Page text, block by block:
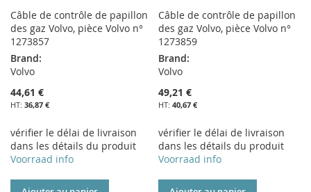
Câble de contrôle de papillon
des gaz Volvo, pièce Volvo n°
1273857
Brand:
Volvo
44,61 €
36,87 €
vérifier le délai de livraison
dans les détails du produit
Voorraad info
Câble de contrôle de papillon
des gaz Volvo, pièce Volvo n°
1273859
Brand:
Volvo
49,21 €
40,67 €
vérifier le délai de livraison
dans les détails du produit
Voorraad info